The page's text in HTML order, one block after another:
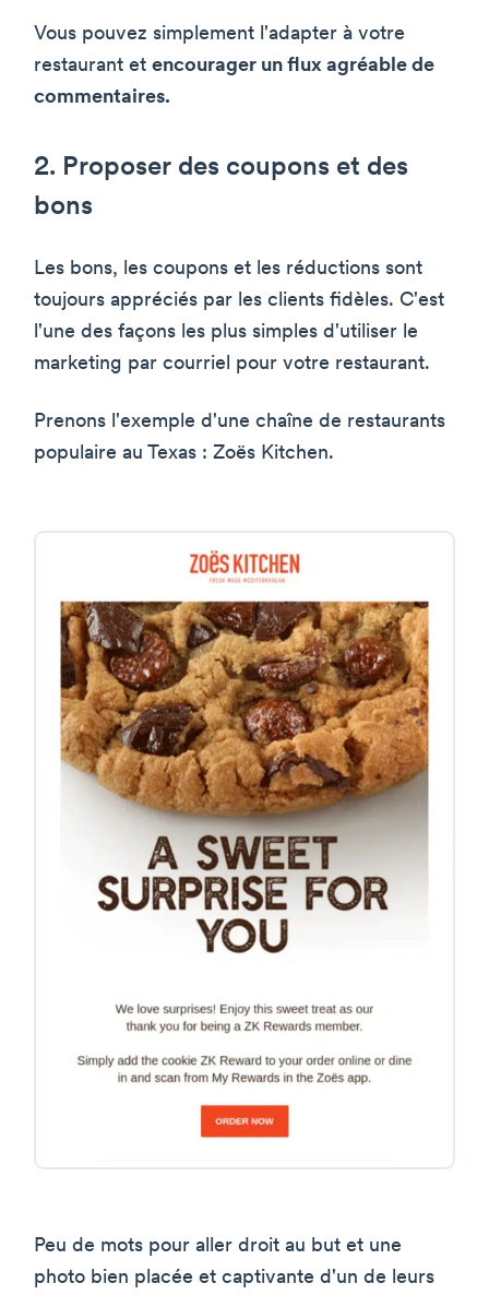
Vous pouvez simplement l'adapter à votre
restaurant et encourager un flux agréable de
commentaires.
2. Proposer des coupons et des
bons
Les bons, les coupons et les réductions sont
toujours appréciés par les clients fidèles. C'est
l'une des façons les plus simples d'utiliser le
marketing par courriel pour votre restaurant.
Prenons l'exemple d'une chaîne de restaurants
populaire au Texas : Zoës Kitchen.
Peu de mots pour aller droit au but et une
photo bien placée et captivante d'un de leurs